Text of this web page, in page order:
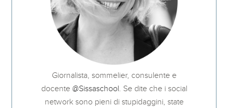
Giornalista, sommelier, consulente e
docente @Sissaschool. Se dite che i social
network sono pieni di stupidaggini, state